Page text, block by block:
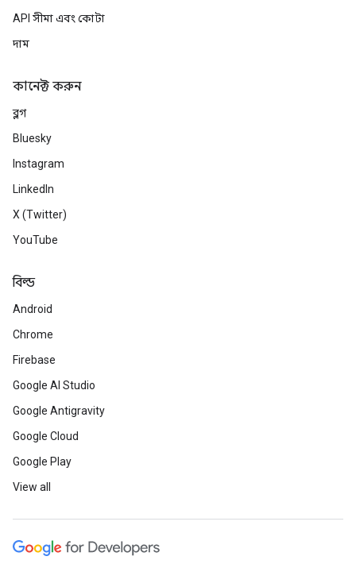
API সীমা এবং কোটা
দাম
কানেক্ট করুন
ব্লগ
Bluesky
Instagram
LinkedIn
X (Twitter)
YouTube
বিল্ড
Android
Chrome
Firebase
Google AI Studio
Google Antigravity
Google Cloud
Google Play
View all